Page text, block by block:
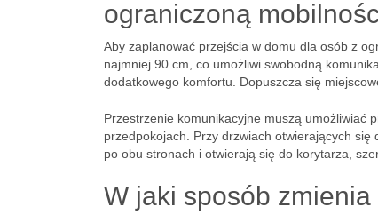
ograniczoną
Aby zaplanować przejścia w domu dla osób z
najmniej 90 cm, co umożliwi swobodną
dodatkowego komfortu. Dopuszcza się
Przestrzenie komunikacyjne muszą umożliwiać
przedpokojach. Przy drzwiach otwierających
po obu stronach i otwierają się do korytarza,
W jaki sposób